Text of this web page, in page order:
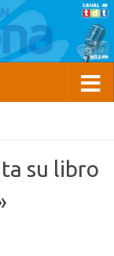
su libro